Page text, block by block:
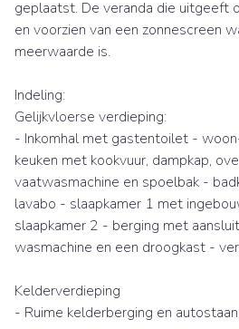
geplaatst. De veranda die uitgeeft
en voorzien van een zonnescreen
meerwaarde is.
Indeling:
Gelijkvloerse verdieping:
- Inkomhal met gastentoilet -
keuken met kookvuur, dampkap,
vaatwasmachine en spoelbak -
lavabo - slaapkamer 1 met
slaapkamer 2 - berging met
wasmachine en een droogkast -
Kelderverdieping
- Ruime kelderberging en